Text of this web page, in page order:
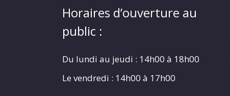
Horaires d’ouverture au
public :
Du lundi au jeudi : 14h00 à 18h00
Le vendredi : 14h00 à 17h00